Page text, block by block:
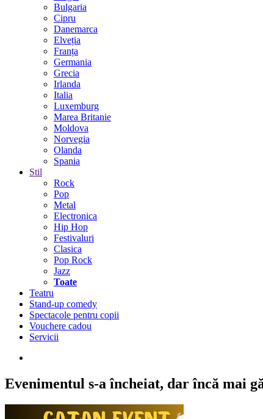
Bulgaria
Cipru
Danemarca
Elveția
Franța
Germania
Grecia
Irlanda
Italia
Luxemburg
Marea Britanie
Moldova
Norvegia
Olanda
Spania
Stil
Rock
Pop
Metal
Electronica
Hip Hop
Festivaluri
Clasica
Pop Rock
Jazz
Toate
Teatru
Stand-up comedy
Spectacole pentru copii
Vouchere cadou
Servicii
Evenimentul s-a încheiat, dar încă mai